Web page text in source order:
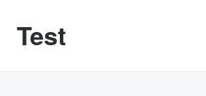
Test